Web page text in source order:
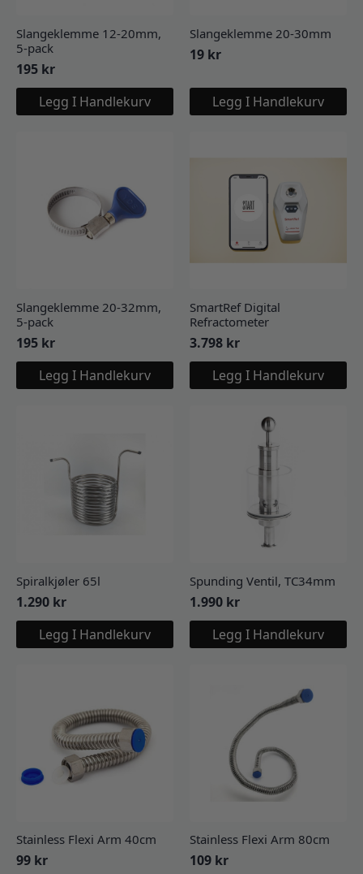
Slangeklemme 12-20mm,
5-pack
195 kr
Legg I Handlekurv
Slangeklemme 20-30mm
19 kr
Legg I Handlekurv
Slangeklemme 20-32mm,
5-pack
195 kr
Legg I Handlekurv
SmartRef Digital
Refractometer
3.798 kr
Legg I Handlekurv
Spiralkjøler 65l
1.290 kr
Legg I Handlekurv
Spunding Ventil, TC34mm
1.990 kr
Legg I Handlekurv
Stainless Flexi Arm 40cm
99 kr
Stainless Flexi Arm 80cm
109 kr